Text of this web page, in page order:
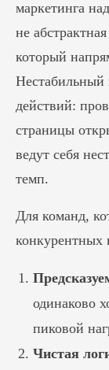
маркетинга
не
который
Нестабильный
действий:
страницы
ведут себя
темп.
Для команд,
одинаково
пиковой
Чистая